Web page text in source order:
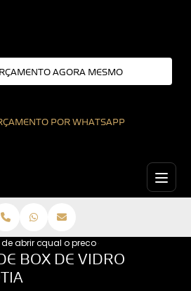
AGORA MESMO
POR WHATSAPP
de abrir de vidroqual o preco de box de vidro
BOX DE VIDRO